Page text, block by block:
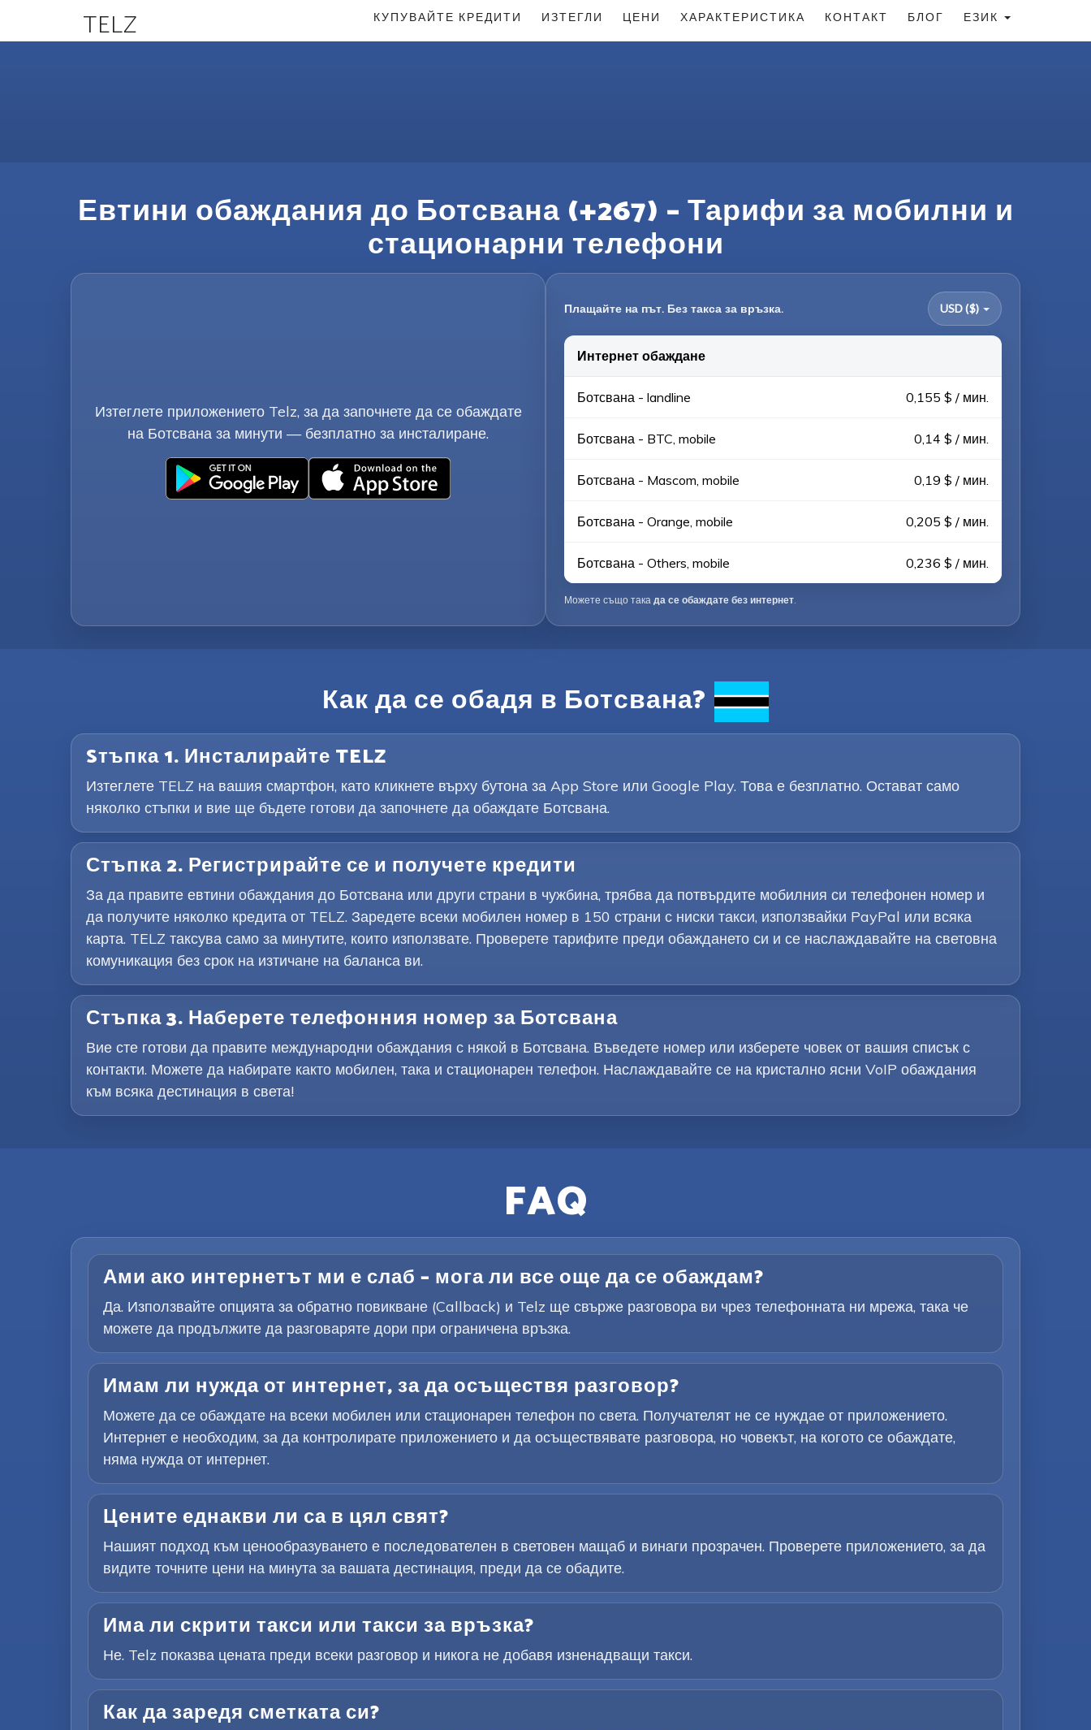
TELZ КУПУВАЙТЕ КРЕДИТИ ИЗТЕГЛИ ЦЕНИ ХАРАКТЕРИСТИКА КОНТАКТ БЛОГ ЕЗИК
Евтини обаждания до Ботсвана (+267) – Тарифи за мобилни и
стационарни телефони
Изтеглете приложението Telz, за да започнете да се обаждате
на Ботсвана за минути — безплатно за инсталиране.
Плащайте на път. Без такса за връзка. USD ($)
Интернет обаждане
Ботсвана - landline 0,155 $ / мин.
Ботсвана - BTC, mobile 0,14 $ / мин.
Ботсвана - Mascom, mobile 0,19 $ / мин.
Ботсвана - Orange, mobile 0,205 $ / мин.
Ботсвана - Others, mobile 0,236 $ / мин.
Можете също така да се обаждате без интернет.
Как да се обадя в Ботсвана?
Sтъпка 1. Инсталирайте TELZ
Изтеглете TELZ на вашия смартфон, като кликнете върху бутона за App Store или Google Play. Това е безплатно. Остават само
няколко стъпки и вие ще бъдете готови да започнете да обаждате Ботсвана.
Стъпка 2. Регистрирайте се и получете кредити
За да правите евтини обаждания до Ботсвана или други страни в чужбина, трябва да потвърдите мобилния си телефонен номер и
да получите няколко кредита от TELZ. Заредете всеки мобилен номер в 150 страни с ниски такси, използвайки PayPal или всяка
карта. TELZ таксува само за минутите, които използвате. Проверете тарифите преди обаждането си и се наслаждавайте на световна
комуникация без срок на изтичане на баланса ви.
Стъпка 3. Наберете телефонния номер за Ботсвана
Вие сте готови да правите международни обаждания с някой в Ботсвана. Въведете номер или изберете човек от вашия списък с
контакти. Можете да набирате както мобилен, така и стационарен телефон. Наслаждавайте се на кристално ясни VoIP обаждания
към всяка дестинация в света!
FAQ
Ами ако интернетът ми е слаб – мога ли все още да се обаждам?
Да. Използвайте опцията за обратно повикване (Callback) и Telz ще свърже разговора ви чрез телефонната ни мрежа, така че
можете да продължите да разговаряте дори при ограничена връзка.
Имам ли нужда от интернет, за да осъществя разговор?
Можете да се обаждате на всеки мобилен или стационарен телефон по света. Получателят не се нуждае от приложението.
Интернет е необходим, за да контролирате приложението и да осъществявате разговора, но човекът, на когото се обаждате,
няма нужда от интернет.
Цените еднакви ли са в цял свят?
Нашият подход към ценообразуването е последователен в световен мащаб и винаги прозрачен. Проверете приложението, за да
видите точните цени на минута за вашата дестинация, преди да се обадите.
Има ли скрити такси или такси за връзка?
Не. Telz показва цената преди всеки разговор и никога не добавя изненадващи такси.
Как да заредя сметката си?